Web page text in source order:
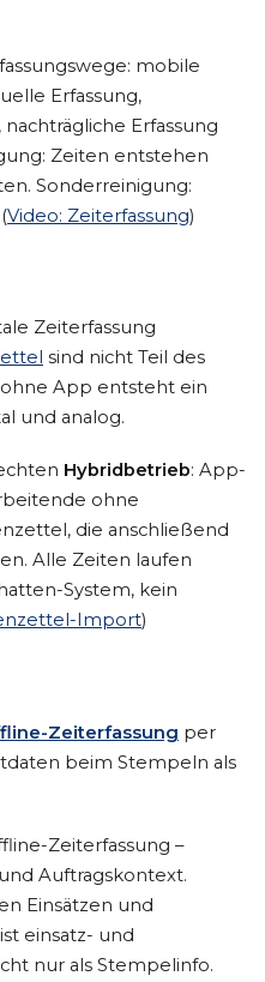
mobile
Erfassung,
Erfassung
Zeiten entstehen
Sonderreinigung:
Video: Zeiterfassung)
Zeiterfassung
sind nicht Teil des
App entsteht ein
und analog.
Hybridbetrieb: App-
ohne
die anschließend
Alle Zeiten laufen
System, kein
Import)
Zeiterfassung per
beim Stempeln als
Zeiterfassung –
Auftragskontext.
Einsätzen und
einsatz- und
nur als Stempelinfo.